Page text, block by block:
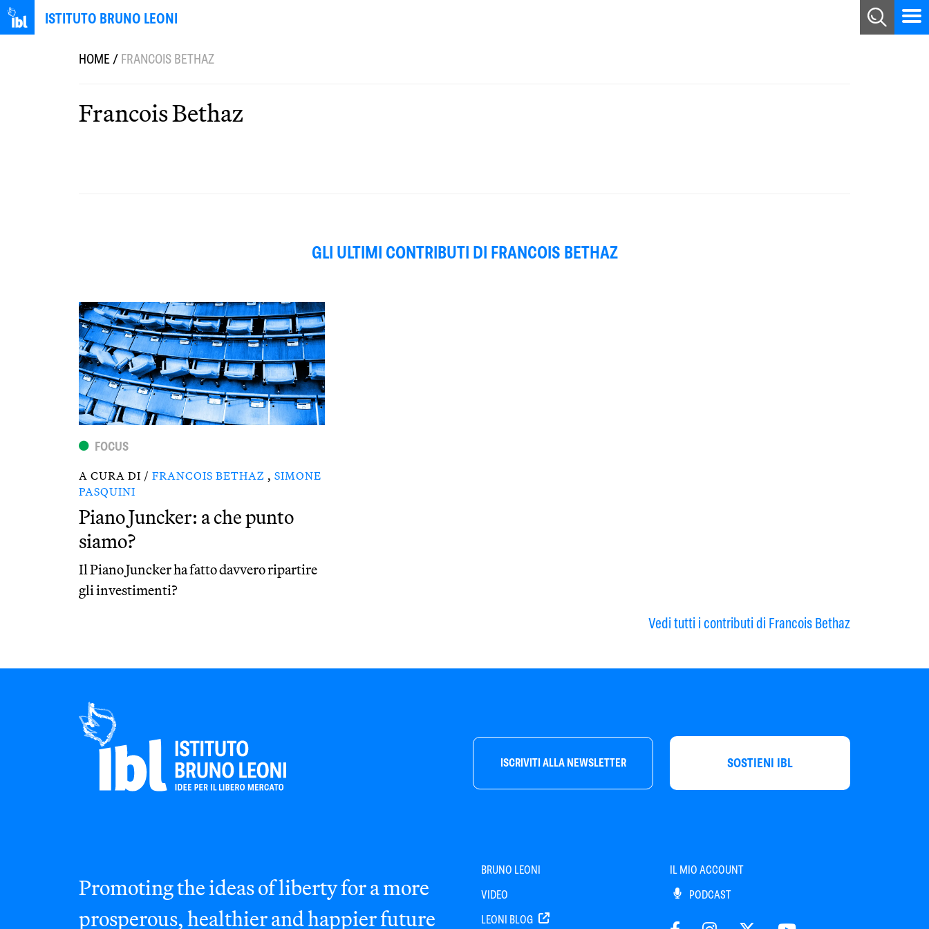
ISTITUTO BRUNO LEONI
HOME/FRANCOIS BETHAZ
Francois Bethaz
GLI ULTIMI CONTRIBUTI DI FRANCOIS BETHAZ
FOCUS
A CURA DI / FRANCOIS BETHAZ , SIMONE
PASQUINI
Piano Juncker: a che punto
siamo?
Il Piano Juncker ha fatto davvero ripartire
gli investimenti?
Vedi tutti i contributi di Francois Bethaz
ISCRIVITI ALLA NEWSLETTER SOSTIENI IBL
Promoting the ideas of liberty for a more
prosperous, healthier and happier future
BRUNO LEONI
VIDEO
LEONI BLOG
IL MIO ACCOUNT
PODCAST